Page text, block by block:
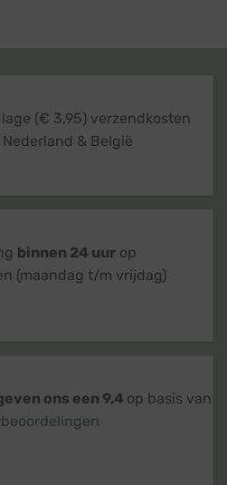
(€ 3,95) verzendkosten
& België
binnen 24 uur op
(maandag t/m vrijdag)
ons een 9,4 op basis van
beoordelingen